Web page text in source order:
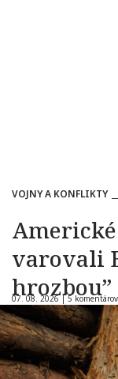
VOJNY A KONFLIKTY
varovali
07. 08. 2026 |5 komentárov